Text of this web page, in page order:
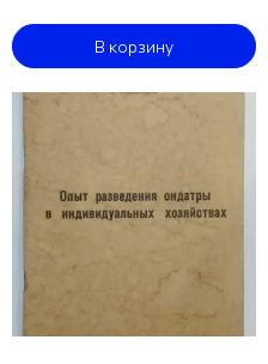
В корзину